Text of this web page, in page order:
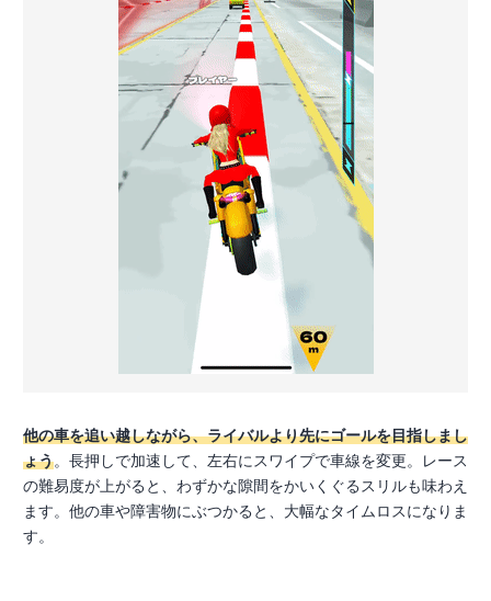
他の車を追い越しながら、ライバルより先にゴールを目指しまし
ょう。長押しで加速して、左右にスワイプで車線を変更。レース
の難易度が上がると、わずかな隙間をかいくぐるスリルも味わえ
ます。他の車や障害物にぶつかると、大幅なタイムロスになりま
す。